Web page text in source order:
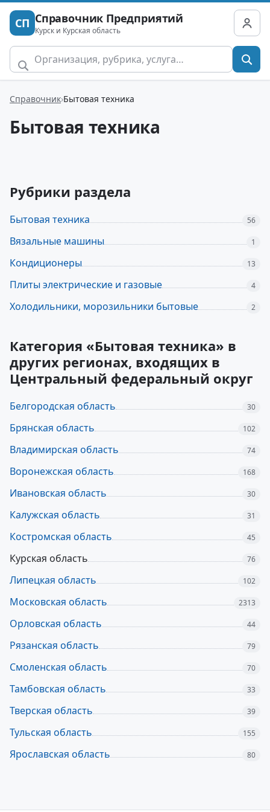
СП Справочник Предприятий
Курск и Курская область
Справочник Бытовая техника
Бытовая техника
Рубрики раздела
Бытовая техника 56
Вязальные машины 1
Кондиционеры 13
Плиты электрические и газовые 4
Холодильники, морозильники бытовые 2
Категория «Бытовая техника» в
других регионах, входящих в
Центральный федеральный округ
Белгородская область 30
Брянская область 102
Владимирская область 74
Воронежская область 168
Ивановская область 30
Калужская область 31
Костромская область 45
Курская область 76
Липецкая область 102
Московская область 2313
Орловская область 44
Рязанская область 79
Смоленская область 70
Тамбовская область 33
Тверская область 39
Тульская область 155
Ярославская область 80